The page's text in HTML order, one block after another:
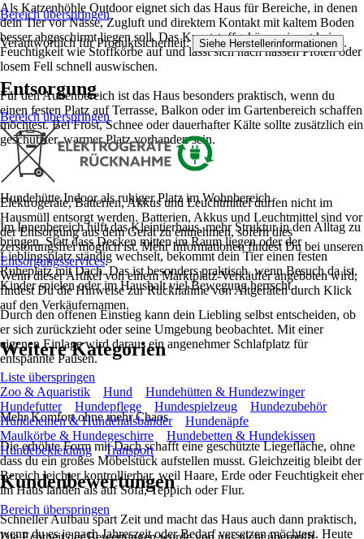
Als Katzenhöhle Outdoor eignet sich das Haus für Bereiche, in denen
dein Tier vor Nässe, Zugluft und direktem Kontakt mit kaltem Boden
besser abgeschirmt liegen soll. Das Kunststoffgehäuse nimmt keine
Feuchtigkeit wie Stoffkörbe auf und lässt sich nach nassen Pfoten oder
losem Fell schnell auswischen.
Für den Außenbereich ist das Haus besonders praktisch, wenn du
einen festen Platz auf Terrasse, Balkon oder im Gartenbereich schaffen
möchtest. Bei Frost, Schnee oder dauerhafter Kälte sollte zusätzlich ein
geschützter, warmer Platz vorhanden sein.
Hundehütte Indoor als ruhiger Platz im Wohnbereich
Im Innenbereich hilft das Kleintierhaus, mehr Struktur in den Alltag zu
bringen. Statt dass Decken mitten im Raum liegen oder der
Lieblingsplatz ständig wechselt, bekommt dein Tier einen festen
Ruheplatz mit Dach. Das ist besonders praktisch, wenn Besuch da ist,
Kinder spielen oder im Haushalt viel Bewegung herrscht.
Durch den offenen Einstieg kann dein Liebling selbst entscheiden, ob
er sich zurückzieht oder seine Umgebung beobachtet. Mit einer
eigenen Einlage wird daraus ein angenehmer Schlafplatz für
entspannte Pausen.
Mehr Komfort ohne mehr Chaos
Die erhöhte Form mit Dach schafft eine geschützte Liegefläche, ohne
dass du ein großes Möbelstück aufstellen musst. Gleichzeitig bleibt der
Bereich leichter kontrollierbar, weil Haare, Erde oder Feuchtigkeit eher
im Haus landen als auf Sofa, Teppich oder Flur.
Schneller Aufbau spart Zeit und macht das Haus auch dann praktisch,
wenn du es je nach Jahreszeit oder Bedarf versetzen möchtest. Heute
Bereich überspringen
Verantwortlich für Produktsicherheit: Siehe Herstellerinformationen .
Entsorgung
Bereich überspringen
Elektrogeräte, Batterien, Akkus und Leuchtmittel dürfen nicht im
Hausmüll entsorgt werden. Batterien, Akkus und Leuchtmittel sind vor
der Entsorgung aus dem Gerät zu entnehmen, sofern dies
zerstörungsfrei möglich ist. Mehr Informationen findest Du bei unseren
Entsorgungsservices.
Wenn dieser Artikel von einem Marktplatz-Verkäufer angeboten wird,
findest Du die Hinweise zur Rücknahme von Altgeräten durch Klick
auf den Verkäufernamen.
Weitere Kategorien
Liste überspringen
Zoo & Aquaristik
Hund
Hundehütten & Hundezwinger
Hundefutter
Hundepflege Hundespielzeug
Hundezubehör
Hundeleinen & Hundehalsbänder
Hundenäpfe
Maulkörbe & Hundegeschirre
Hundebetten & Hundekissen
Hundebekleidung
Transport
Kundenbewertungen
Bereich überspringen